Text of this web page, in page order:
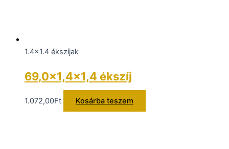
1.4x1.4 ékszíjak
69,0×1,4×1,4 ékszíj
1.072,00Ft Kosárba teszem